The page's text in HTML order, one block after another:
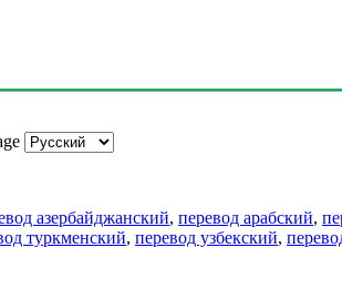
азербайджанский, перевод арабский,
туркменский, перевод узбекский,